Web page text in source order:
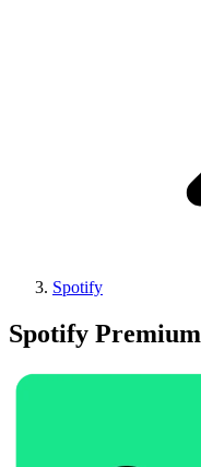
Spotify
Spotify Premium